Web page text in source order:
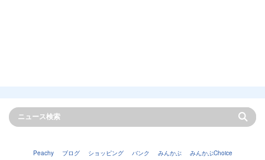
Peachy ブログ ショッピング バンク みんかぶ みんかぶChoice